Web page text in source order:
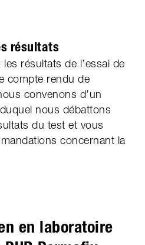
résultats
résultats de l’essai de
compte rendu de
convenons d’un
nous débattons
du test et vous
concernant la
en laboratoire